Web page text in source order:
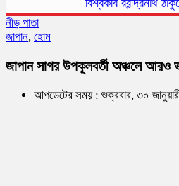
নীড় পাতা
জাপান, হোম
জাপান সাগর উপকূলবর্তী অঞ্চলে আরও
আপডেটের সময় : শুক্রবার, ৩০